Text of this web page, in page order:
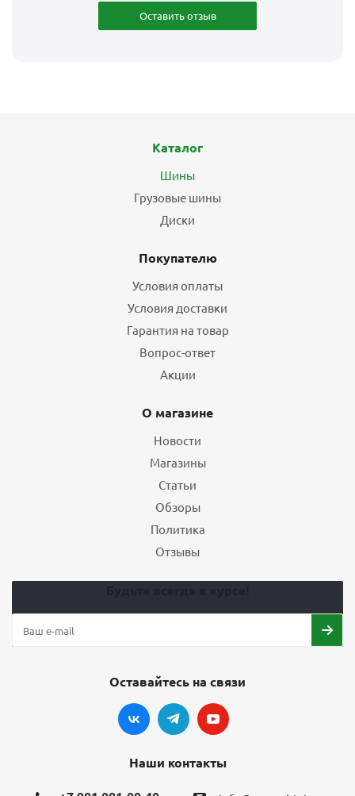
Оставить отзыв
Каталог
Шины
Грузовые шины
Диски
Покупателю
Условия оплаты
Условия доставки
Гарантия на товар
Вопрос-ответ
Акции
О магазине
Новости
Магазины
Статьи
Обзоры
Политика
Отзывы
Оставайтесь на связи
Наши контакты